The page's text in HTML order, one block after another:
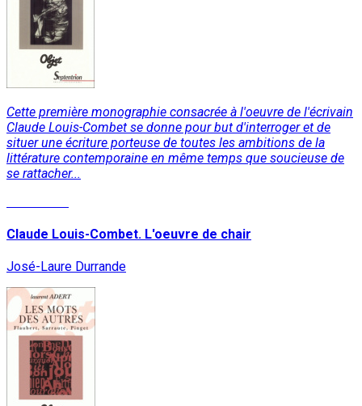
Cette première monographie consacrée à l'oeuvre de l'écrivain
Claude Louis-Combet se donne pour but d'interroger et de
situer une écriture porteuse de toutes les ambitions de la
littérature contemporaine en même temps que soucieuse de
se rattacher...
Claude Louis-Combet. L'oeuvre de chair
José-Laure Durrande